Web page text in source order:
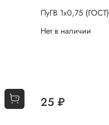
ПуГВ 1х0,75 (ГОСТ)
Нет в наличии
25 ₽